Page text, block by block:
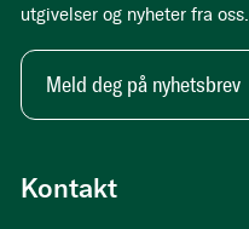
Kontakt
utgivelser og nyheter fra oss.
Meld deg på nyhetsbrev